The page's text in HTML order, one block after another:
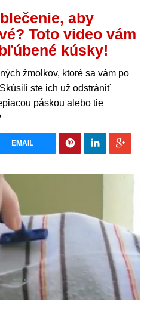
aby
Toto video vám
kúsky!
žmolkov, ktoré sa vám po
ste ich už odstrániť
páskou alebo tie
EMAIL